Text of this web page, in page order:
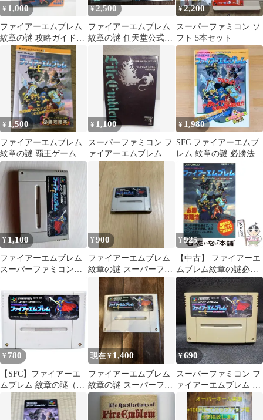
¥ 1,000
ファイアーエムブレム
紋章の謎 攻略ガイドブ
ック ティーツー出版
¥2,500
ファイアーエムブレム
紋章の謎 任天堂公式ガ
ト）
¥2,200
スーパーファミコン ソ
フト 5本セット
¥ 1,500
ファイアーエムブレム
紋章の謎 覇王ゲームス
ペシャル 攻略本
¥ 1,100
スーパーファミコン フ
ァイアーエムブレム紋
章の謎 任天堂公式ガイ
ドブックP2-A
¥ 1,980
SFC ファイアーエムブ
レム 紋章の謎 必勝法ス
ペシャル
¥ 1,100
ファイアーエムブレム
スーパーファミコンソ
¥900
ファイアーエムブレム
紋章の謎 スーパーファ
ミコン ソフト Nintendo
¥925
【中古】 ファイアーエ
ムブレム紋章の謎必勝
攻略法 （スーパーファ
ミコン完璧攻略シリー
ズ） / ファイティング
スタジオ / 双葉社
¥ 780
【SFC】ファイアーエ
ムブレム 紋章の謎（ソ
フトのみ） スーパーフ
ァミコン
現在 ¥ 1,400
ファイアーエムブレム
紋章の謎 スーパーファ
ミコン ソフト
¥690
スーパーファミコン フ
ァイアーエムブレム 紋
章の謎